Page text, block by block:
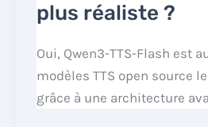
plus réaliste ?
Oui, Qwen3-TTS-Flash est
modèles TTS open source
grâce à une architecture